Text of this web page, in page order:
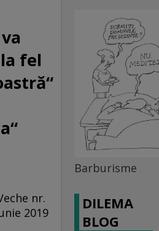
fel
nr.
2019
Barburisme
DILEMA
BLOG